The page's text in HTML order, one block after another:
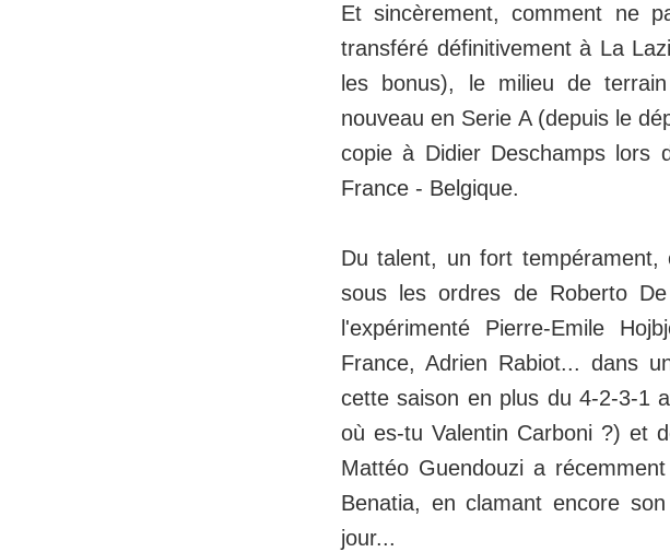
Et sincèrement, comment ne
transféré définitivement à La
les bonus), le milieu de
nouveau en Serie A (depuis le
copie à Didier Deschamps lors
France - Belgique.
Du talent, un fort
sous les ordres de Roberto
l'expérimenté Pierre-Emile
France, Adrien Rabiot... dans
cette saison en plus du 4-2-3-1
où es-tu Valentin Carboni ?) et
Mattéo Guendouzi a
Benatia, en clamant encore
jour...